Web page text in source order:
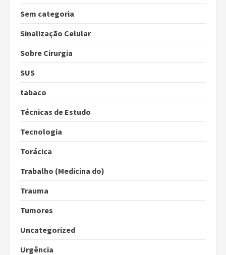
Sem categoria
Sinalização Celular
Sobre Cirurgia
SUS
tabaco
Técnicas de Estudo
Tecnologia
Torácica
Trabalho (Medicina do)
Trauma
Tumores
Uncategorized
Urgência